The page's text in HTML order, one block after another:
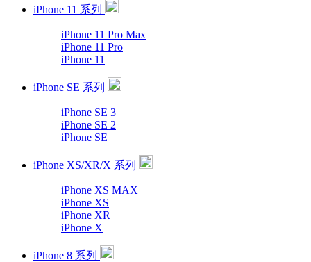
iPhone 11 系列
iPhone 11 Pro Max
iPhone 11 Pro
iPhone 11
iPhone SE 系列
iPhone SE 3
iPhone SE 2
iPhone SE
iPhone XS/XR/X 系列
iPhone XS MAX
iPhone XS
iPhone XR
iPhone X
iPhone 8 系列